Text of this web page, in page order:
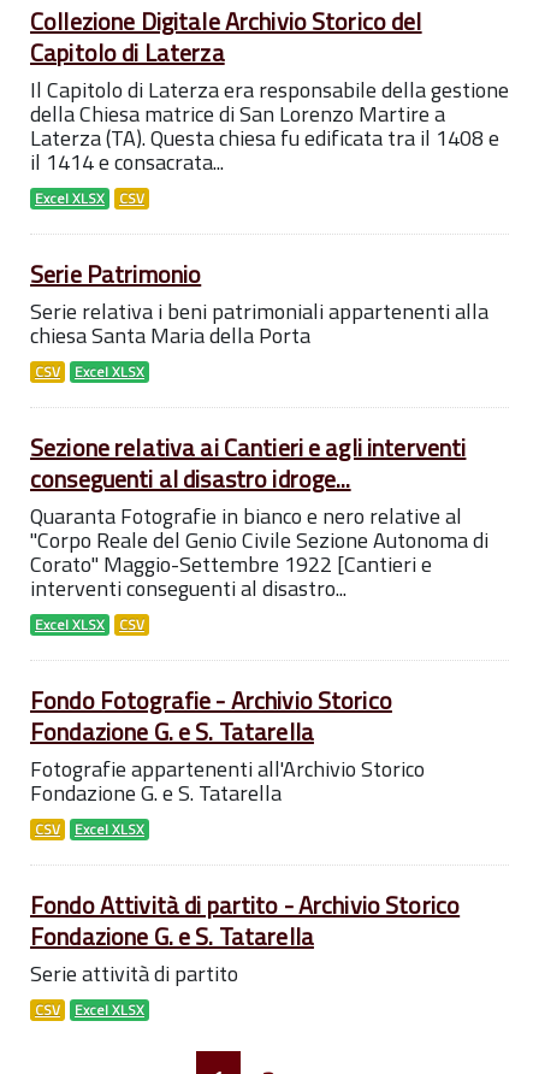
Collezione Digitale Archivio Storico del
Capitolo di Laterza
Il Capitolo di Laterza era responsabile della gestione
della Chiesa matrice di San Lorenzo Martire a
Laterza (TA). Questa chiesa fu edificata tra il 1408 e
il 1414 e consacrata...
Excel XLSX CSV
Serie Patrimonio
Serie relativa i beni patrimoniali appartenenti alla
chiesa Santa Maria della Porta
CSV Excel XLSX
Sezione relativa ai Cantieri e agli interventi
conseguenti al disastro idroge...
Quaranta Fotografie in bianco e nero relative al
''Corpo Reale del Genio Civile Sezione Autonoma di
Corato" Maggio-Settembre 1922 [Cantieri e
interventi conseguenti al disastro...
Excel XLSX CSV
Fondo Fotografie - Archivio Storico
Fondazione G. e S. Tatarella
Fotografie appartenenti all'Archivio Storico
Fondazione G. e S. Tatarella
CSV Excel XLSX
Fondo Attività di partito - Archivio Storico
Fondazione G. e S. Tatarella
Serie attività di partito
CSV Excel XLSX